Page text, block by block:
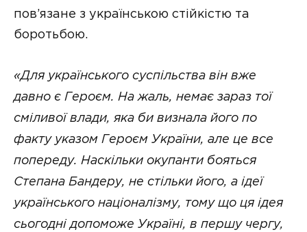
пов’язане з українською стійкістю та
боротьбою.
«Для українського суспільства він вже
давно є Героєм. На жаль, немає зараз тої
сміливої влади, яка би визнала його по
факту указом Героєм України, але це все
попереду. Наскільки окупанти бояться
Степана Бандеру, не стільки його, а ідеї
українського націоналізму, тому що ця ідея
сьогодні допоможе Україні, в першу чергу,